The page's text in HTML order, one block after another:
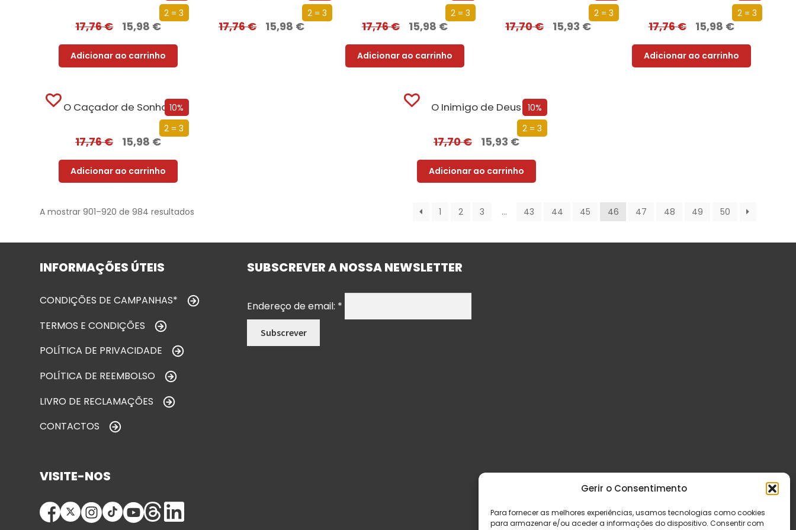
Gerir o Consentimento
Para fornecer as melhores experiências, usamos tecnologias como cookies
para armazenar e/ou aceder a informações do dispositivo. Consentir com
2 = 3
17,76€ 15,98 €
Adicionar ao carrinho
2 = 3
17,76€ 15,98 €
2 = 3
17,76€ 15,98 €
Adicionar ao carrinho
2 = 3
17,70€ 15,93 €
2 = 3
17,76€ 15,98 €
Adicionar ao carrinho
10%
2 = 3
O Caçador de Sonhos
17,76€ 15,98 €
Adicionar ao carrinho
10%
2 = 3
O Inimigo de Deus
17,70€ 15,93 €
Adicionar ao carrinho
A mostrar 901–920 de 984 resultados 1 2 3 … 43 44 45 46 47 48 49 50
INFORMAÇÕES ÚTEIS
CONDIÇÕES DE CAMPANHAS*
TERMOS E CONDIÇÕES
POLÍTICA DE PRIVACIDADE
POLÍTICA DE REEMBOLSO
LIVRO DE RECLAMAÇÕES
CONTACTOS
SUBSCREVER A NOSSA NEWSLETTER
Endereço de email: *
VISITE-NOS